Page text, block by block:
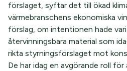
förslaget, syftar det till ökad
värmebranschens ekonomiska
förslag, om intentionen hade
återvinningsbara material som
rikta styrningsförslaget mot
De har idag en avgörande roll